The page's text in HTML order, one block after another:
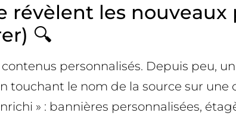
révèlent les
🔍
contenus personnalisés. Depuis peu,
touchant le nom de la source sur
» : bannières personnalisées,